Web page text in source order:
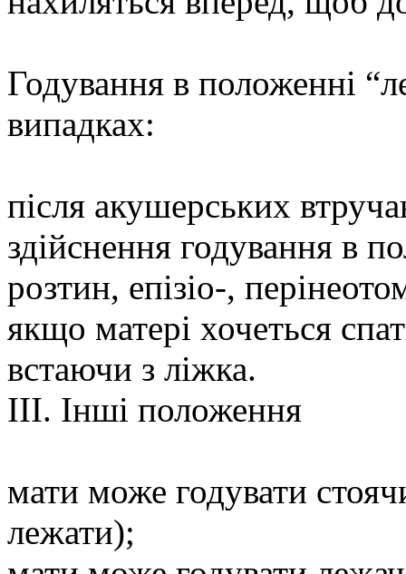
Годування в положенні
випадках:
після акушерських
здійснення годування в
розтин, епізіо-,
якщо матері хочеться
встаючи з ліжка.
IІІ. Інші положення
мати може годувати
лежати);